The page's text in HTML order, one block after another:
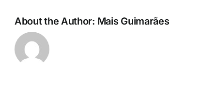
About the Author: Mais Guimarães